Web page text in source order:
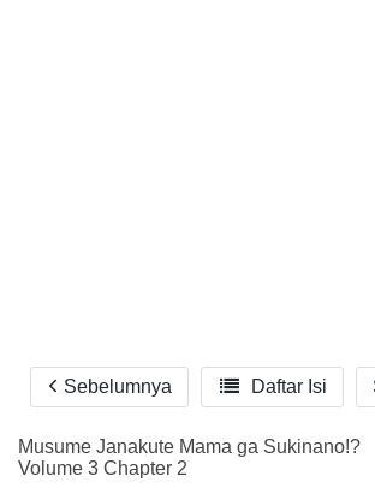
Reader Settings
Font :
Titillium Web
Sebelumnya  Daftar Isi
Musume Janakute Mama ga Sukinano!?
Volume 3 Chapter 2